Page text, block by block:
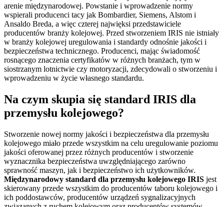
arenie międzynarodowej. Powstanie i wprowadzenie normy
wspierali producenci tacy jak Bombardier, Siemens, Alstom i
Ansaldo Breda, a więc czterej najwięksi przedstawiciele
producentów branży kolejowej. Przed stworzeniem IRIS nie istniały
w branży kolejowej uregulowania i standardy odnośnie jakości i
bezpieczeństwa technicznego. Producenci, mając świadomość
rosnącego znaczenia certyfikatów w różnych branżach, tym w
siostrzanym lotnictwie czy motoryzacji, zdecydowali o stworzeniu i
wprowadzeniu w życie własnego standardu.
Na czym skupia się standard IRIS dla
przemysłu kolejowego?
Stworzenie nowej normy jakości i bezpieczeństwa dla przemysłu
kolejowego miało przede wszystkim na celu uregulowanie poziomu
jakości oferowanej przez różnych producentów i stworzenie
wyznacznika bezpieczeństwa uwzględniającego zarówno
sprawność maszyn, jak i bezpieczeństwo ich użytkowników.
Międzynarodowy standard dla przemysłu kolejowego IRIS jest
skierowany przede wszystkim do producentów taboru kolejowego i
ich poddostawców, producentów urządzeń sygnalizacyjnych